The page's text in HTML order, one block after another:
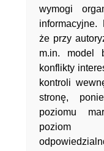
wymogi
informacyjne.
że przy
m.in. model
konflikty
kontroli
stronę,
poziomu
poziom